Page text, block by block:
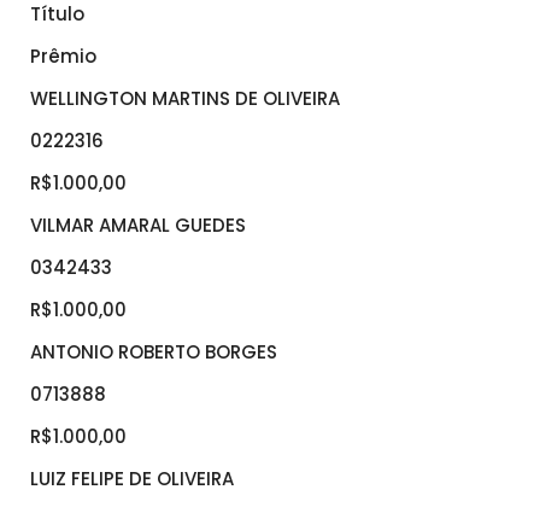
Título
Prêmio
WELLINGTON MARTINS DE OLIVEIRA
0222316
R$1.000,00
VILMAR AMARAL GUEDES
0342433
R$1.000,00
ANTONIO ROBERTO BORGES
0713888
R$1.000,00
LUIZ FELIPE DE OLIVEIRA